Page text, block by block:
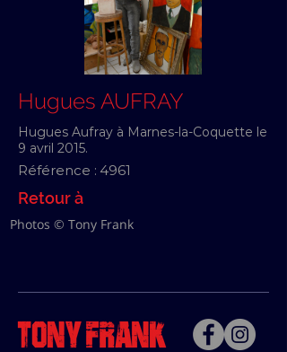
Hugues AUFRAY
Hugues Aufray à Marnes-la-Coquette le
9 avril 2015.
Référence : 4961
Retour à
Photos © Tony Frank